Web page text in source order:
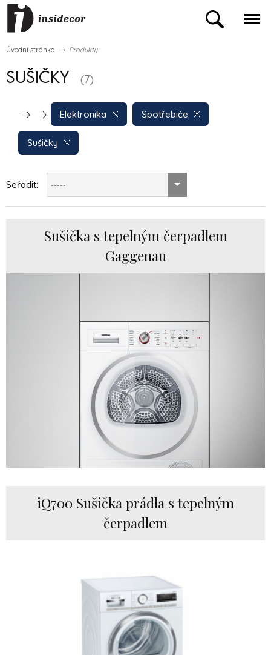
Úvodní stránka Produkty
SUŠIČKY (7)
Elektronika Spotřebiče
Sušičky
Seřadit: -----
Sušička s tepelným čerpadlem
Gaggenau
iQ700 Sušička prádla s tepelným
čerpadlem